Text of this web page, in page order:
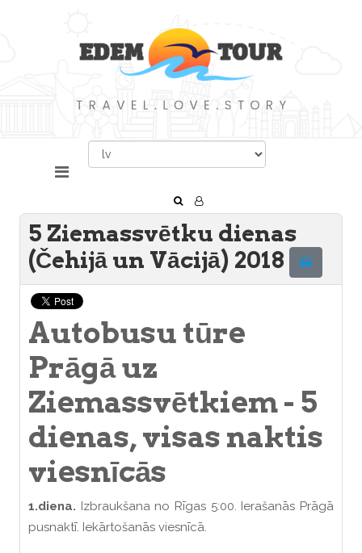
5 Ziemassvētku dienas
(Čehijā un Vācijā) 2018
Autobusu tūre
Prāgā uz
Ziemassvētkiem - 5
dienas, visas naktis
viesnīcās
1.diena. Izbraukšana no Rīgas 5:00. Ierašanās Prāgā
pusnaktī. Iekārtošanās viesnīcā.